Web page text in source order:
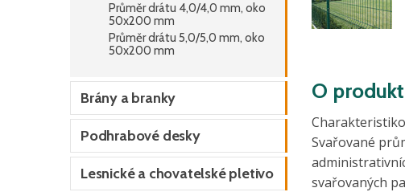
Průměr drátu 4,0/4,0 mm, oko
50x200 mm
Průměr drátu 5,0/5,0 mm, oko
50x200 mm
Brány a branky
Podhrabové desky
Lesnické a chovatelské pletivo
O
Svařované
svařovaných